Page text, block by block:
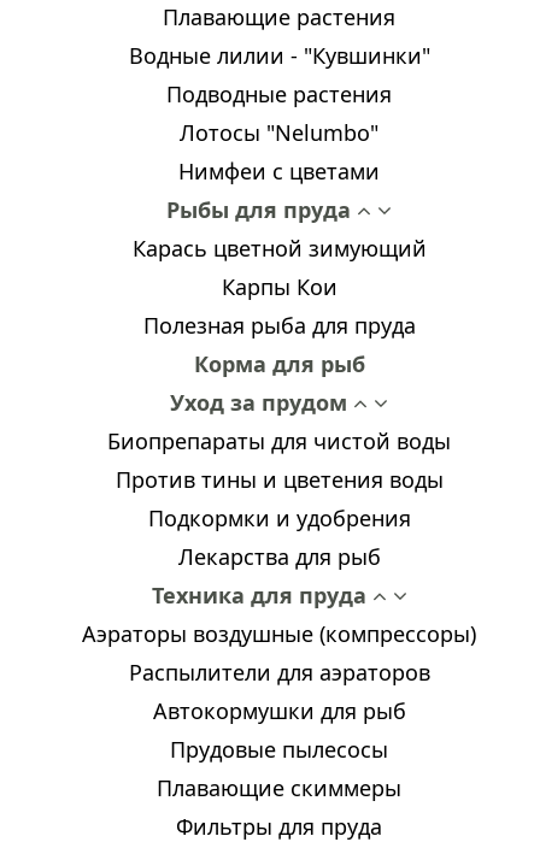
Плавающие растения
Водные лилии - "Кувшинки"
Подводные растения
Лотосы "Nelumbo"
Нимфеи с цветами
Рыбы для пруда
Карась цветной зимующий
Карпы Кои
Полезная рыба для пруда
Корма для рыб
Уход за прудом
Биопрепараты для чистой воды
Против тины и цветения воды
Подкормки и удобрения
Лекарства для рыб
Техника для пруда
Аэраторы воздушные (компрессоры)
Распылители для аэраторов
Автокормушки для рыб
Прудовые пылесосы
Плавающие скиммеры
Фильтры для пруда